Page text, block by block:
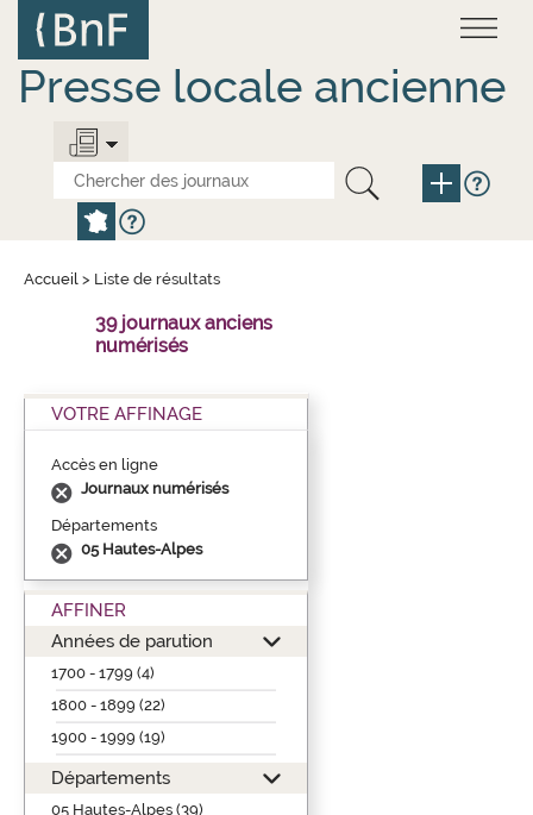
contenu
principal
Presse locale ancienne
Accueil > Liste de résultats
39 journaux anciens
numérisés
VOTRE AFFINAGE
Accès en ligne
Journaux numérisés
Départements
05 Hautes-Alpes
AFFINER
Années de parution
1700 - 1799 (4)
1800 - 1899 (22)
1900 - 1999 (19)
Départements
05 Hautes-Alpes (39)
Panneau de gestion des cookies